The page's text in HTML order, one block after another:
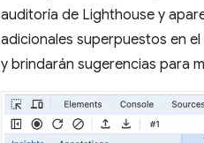
auditoría de Lighthouse y
adicionales superpuestos en
y brindarán sugerencias para